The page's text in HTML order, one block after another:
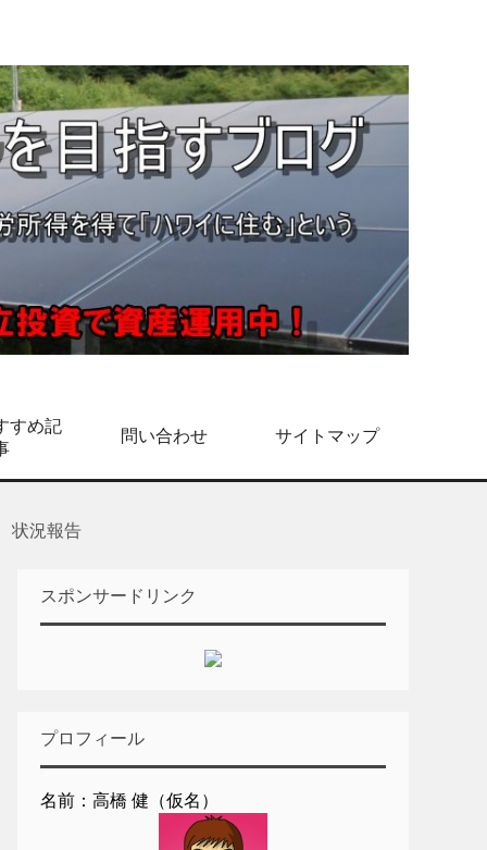
すめ記
問い合わせ サイトマップ
状況報告
スポンサードリンク
プロフィール
名前：高橋 健（仮名）